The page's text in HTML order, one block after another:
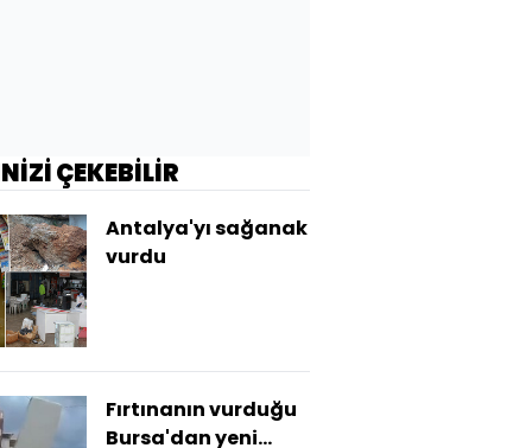
ÇEKEBİLİR
Antalya'yı sağanak
vurdu
Fırtınanın vurduğu
Bursa'dan yeni